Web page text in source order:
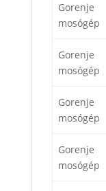
Gorenje
mosógép
Gorenje
mosógép
Gorenje
mosógép
Gorenje
mosógép